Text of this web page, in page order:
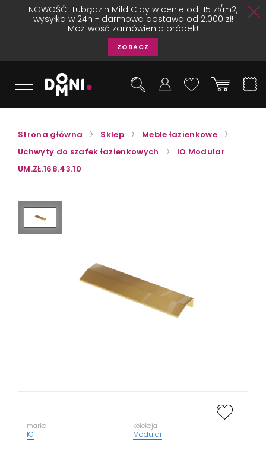
NOWOŚĆ! Tubądzin Mild Clay w cenie od 115 zł/m2,
wysyłka w 24h - darmowa dostawa od 2.000 zł!
Możliwość zamówienia próbek!
ZOBACZ
Strona główna Sklep
Meble łazienkowe
Uchwyty do szafek łazienkowych
IO Modular
UM.ZŁ.168.43.10
marka
IO
kolekcja
Modular